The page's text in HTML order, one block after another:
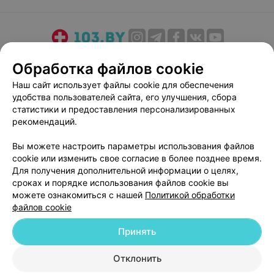
Медицинский маркетинг
Публичный договор
Пользовательское соглашение
Способы оплаты
Вакансии
Партнеры
Написать руководителю 103.by
Персональные настройки cookie
Обработка персональных данных
© 2026 ООО «Артокс Лаб», УНП 191700409| 220012, Республика Беларусь,
Обработка файлов cookie
Наш сайт использует файлы cookie для обеспечения
удобства пользователей сайта, его улучшения, сбора
статистики и предоставления персонализированных
рекомендаций.
Вы можете настроить параметры использования файлов
cookie или изменить свое согласие в более позднее время.
Для получения дополнительной информации о целях,
сроках и порядке использования файлов cookie вы
можете ознакомиться с нашей Политикой обработки
файлов cookie
Отклонить
Принять